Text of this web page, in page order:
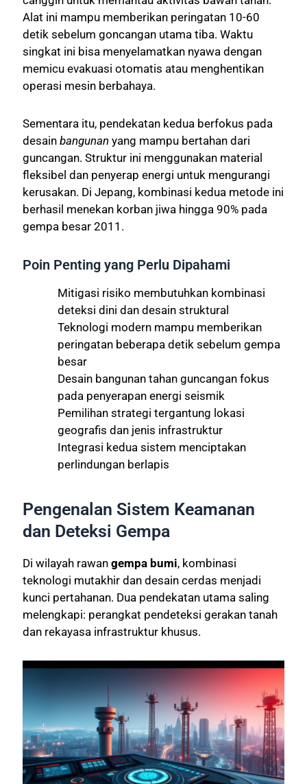
Alat ini mampu memberikan peringatan 10-60
detik sebelum goncangan utama tiba. Waktu
singkat ini bisa menyelamatkan nyawa dengan
memicu evakuasi otomatis atau menghentikan
operasi mesin berbahaya.
Sementara itu, pendekatan kedua berfokus pada
desainbangunan yang mampu bertahan dari
guncangan. Struktur ini menggunakan material
fleksibel dan penyerap energi untuk mengurangi
kerusakan. Di Jepang, kombinasi kedua metode ini
berhasil menekan korban jiwa hingga 90% pada
gempa besar 2011.
Poin Penting yang Perlu Dipahami
Mitigasi risiko membutuhkan kombinasi
deteksi dini dan desain struktural
Teknologi modern mampu memberikan
peringatan beberapa detik sebelum gempa
besar
Desain bangunan tahan guncangan fokus
pada penyerapan energi seismik
Pemilihan strategi tergantung lokasi
geografis dan jenis infrastruktur
Integrasi kedua sistem menciptakan
perlindungan berlapis
Pengenalan Sistem Keamanan
dan Deteksi Gempa
Di wilayah rawangempa bumi, kombinasi
teknologi mutakhir dan desain cerdas menjadi
kunci pertahanan. Dua pendekatan utama saling
melengkapi: perangkat pendeteksi gerakan tanah
dan rekayasa infrastruktur khusus.